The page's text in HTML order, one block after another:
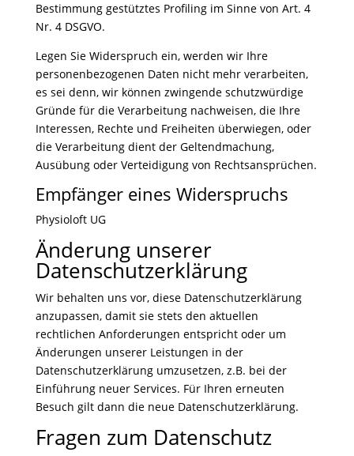
Bestimmung gestütztes Profiling im Sinne von Art. 4
Nr. 4 DSGVO.
Legen Sie Widerspruch ein, werden wir Ihre
personenbezogenen Daten nicht mehr verarbeiten,
es sei denn, wir können zwingende schutzwürdige
Gründe für die Verarbeitung nachweisen, die Ihre
Interessen, Rechte und Freiheiten überwiegen, oder
die Verarbeitung dient der Geltendmachung,
Ausübung oder Verteidigung von Rechtsansprüchen.
Empfänger eines Widerspruchs
Physioloft UG
Änderung unserer
Datenschutzerklärung
Wir behalten uns vor, diese Datenschutzerklärung
anzupassen, damit sie stets den aktuellen
rechtlichen Anforderungen entspricht oder um
Änderungen unserer Leistungen in der
Datenschutzerklärung umzusetzen, z.B. bei der
Einführung neuer Services. Für Ihren erneuten
Besuch gilt dann die neue Datenschutzerklärung.
Fragen zum Datenschutz